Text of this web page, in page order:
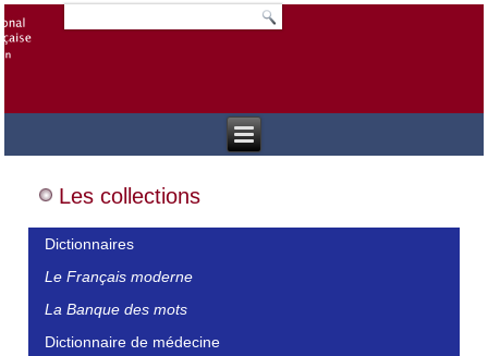
Les collections
Dictionnaires
Le Français moderne
La Banque des mots
Dictionnaire de médecine